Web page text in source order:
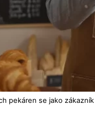
pekáren se jako